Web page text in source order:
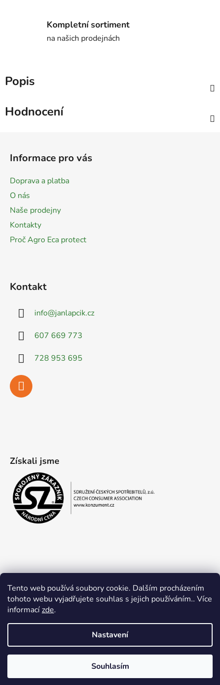
Tento web používá soubory cookie. Dalším procházením
tohoto webu vyjadřujete souhlas s jejich používáním.. Více
informacízde.
Nastavení
Souhlasím
Kompletní sortiment
na našich prodejnách
Popis
Hodnocení
Informace pro vás
Doprava a platba
O nás
Naše prodejny
Kontakty
Proč Agro Eca protect
Kontakt
info@janlapcik.cz
607 669 773
728 953 695
Získali jsme
Obchodní podmínky Ochrana osobních údajů
Vytvořil Shoptet
Copyright 2026Jan Lapčík. Všechna práva vyhrazena.